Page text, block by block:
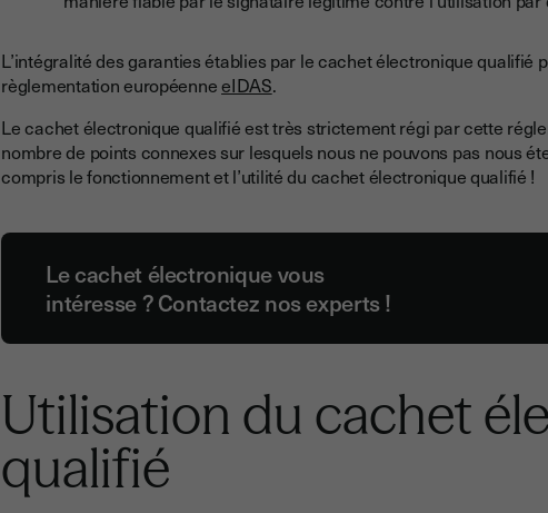
L’intégralité des garanties établies par le cachet électronique qualifié
règlementation européenneeIDAS.
Le cachet électronique qualifié est très strictement régi par cette
nombre de points connexes sur lesquels nous ne pouvons pas nous
compris le fonctionnement et l’utilité du cachet électronique qualifié !
Le cachet électronique vous
intéresse ? Contactez nos experts !
Utilisation du cachet
qualifié